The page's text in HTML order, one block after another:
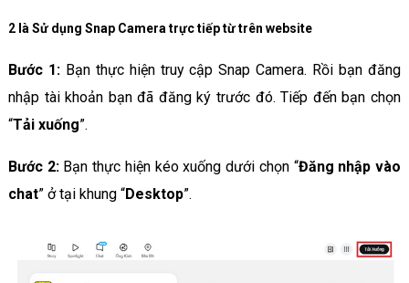
2 là Sử dụng Snap Camera trực tiếp từ trên website
Bước 1: Bạn thực hiện truy cập Snap Camera. Rồi bạn đăng
nhập tài khoản bạn đã đăng ký trước đó. Tiếp đến bạn chọn
“Tải xuống”.
Bước 2: Bạn thực hiện kéo xuống dưới chọn “Đăng nhập vào
chat” ở tại khung “Desktop”.